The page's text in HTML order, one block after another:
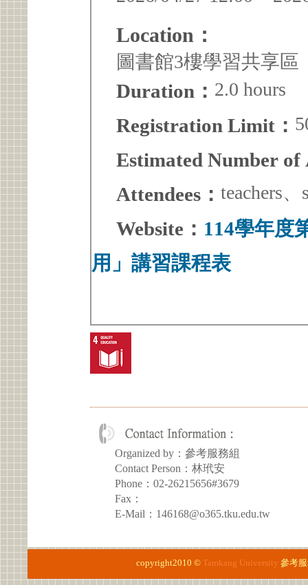
Location：
圖書館3樓學習共享區
Duration： 2.0 hours
Registration Limit：
Estimated Number of
Attendees： teachers
Website： 114學年度
用」講習課程表
Organized by：參考服務組
Contact Person：林玳安
Phone：02-26215656#3679
Fax：
E-Mail：146168@o365.tku.edu.tw
copyright2010 © Tamkang University 參考